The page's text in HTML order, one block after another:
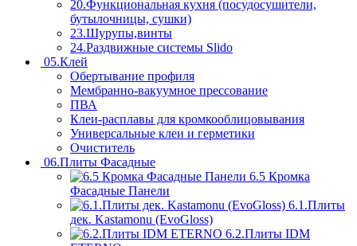
20.Функциональная кухня (посудосушители,
бутылочницы, сушки)
23.Шурупы,винты
24.Раздвижные системы Slido
05.Клей
Обертывание профиля
Мембранно-вакуумное прессование
ПВА
Клеи-расплавы для кромкооблицовывания
Универсальные клеи и герметики
Очиститель
06.Плиты Фасадные
6.5 Кромка
Фасадные Панели
6.1.Плиты
дек. Kastamonu (EvoGloss)
6.2.Плиты IDM